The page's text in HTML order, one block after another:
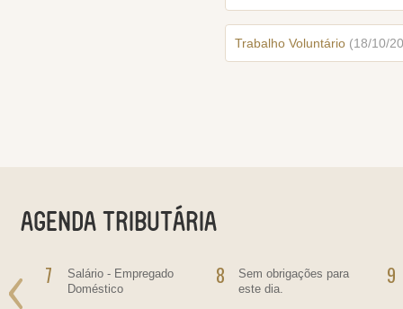
Trabalho Voluntário (18/10/
7
Salário - Empregado
Doméstico
8
Sem obrigações para
este dia.
9